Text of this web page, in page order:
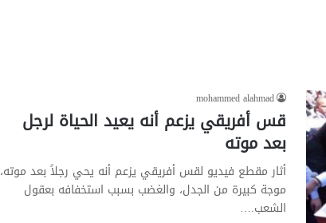
mohammed alahmad
قس أفريقي يزعم أنه يعيد الحياة لرجل
بعد موته
أثار مقطع فيديو لقس أفريقي يزعم أنه يحي رجلاً بعد موته،
موجة كبيرة من الجدل، والغضب بسبب استخفافه بعقول
الشعب.…